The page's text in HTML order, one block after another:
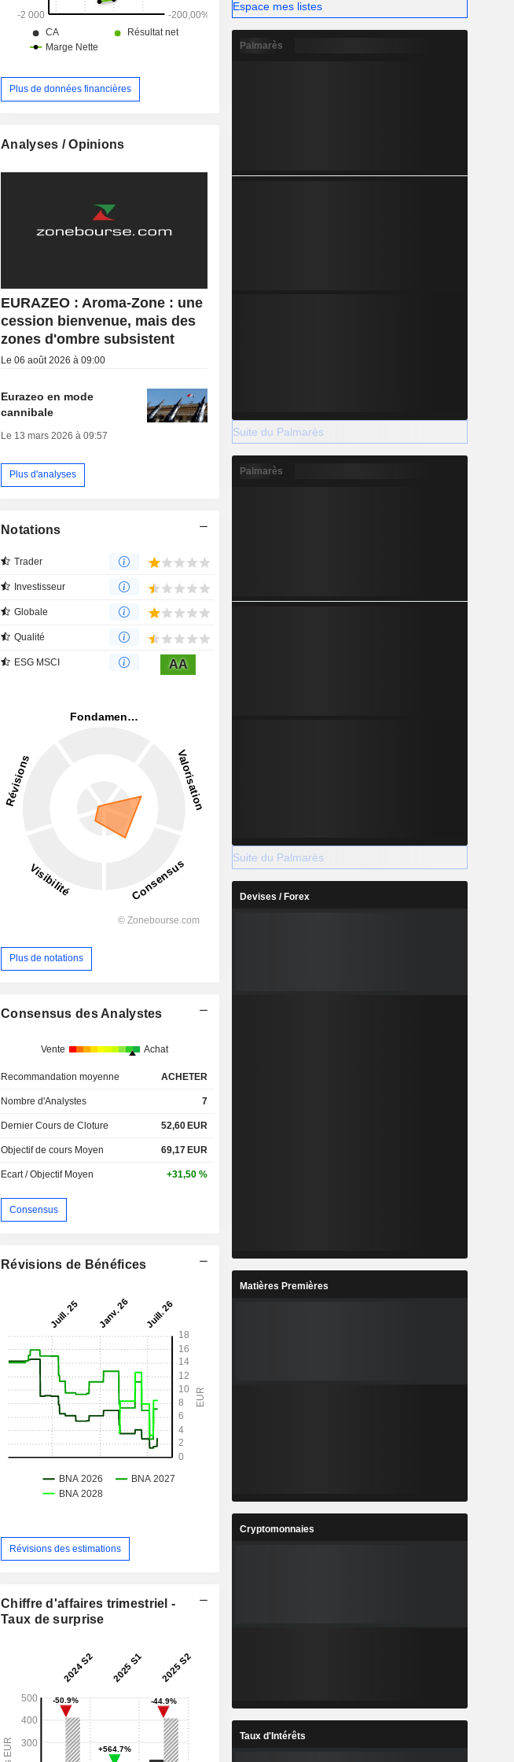
Plus de données financières
Analyses / Opinions
EURAZEO : Aroma-Zone : une
cession bienvenue, mais des
zones d'ombre subsistent
Le 06 août 2026 à 09:00
Eurazeo en mode
cannibale
Le 13 mars 2026 à 09:57
Plus d'analyses
Notations
Trader
Investisseur
Globale
Qualité
ESG MSCI AA
Plus de notations
Consensus des Analystes
Vente Achat
Recommandation moyenne ACHETER
Nombre d'Analystes 7
Dernier Cours de Cloture 52,60 EUR
Objectif de cours Moyen 69,17 EUR
Ecart / Objectif Moyen +31,50 %
Consensus
Révisions de Bénéfices
Révisions des estimations
Chiffre d'affaires trimestriel -
Taux de surprise
Espace mes listes
Palmarès
Suite du Palmarès
Palmarès
Suite du Palmarès
Devises / Forex
Matières Premières
Cryptomonnaies
Taux d'Intérêts